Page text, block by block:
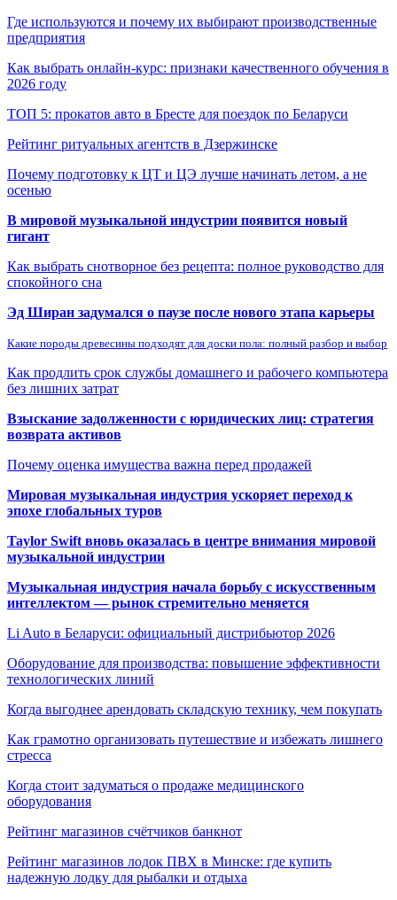
Где используются и почему их выбирают производственные
предприятия
Как выбрать онлайн-курс: признаки качественного обучения в
2026 году
ТОП 5: прокатов авто в Бресте для поездок по Беларуси
Рейтинг ритуальных агентств в Дзержинске
Почему подготовку к ЦТ и ЦЭ лучше начинать летом, а не
осенью
В мировой музыкальной индустрии появится новый
гигант
Как выбрать снотворное без рецепта: полное руководство для
спокойного сна
Эд Ширан задумался о паузе после нового этапа карьеры
Какие породы древесины подходят для доски пола: полный разбор и выбор
Как продлить срок службы домашнего и рабочего компьютера
без лишних затрат
Взыскание задолженности с юридических лиц: стратегия
возврата активов
Почему оценка имущества важна перед продажей
Мировая музыкальная индустрия ускоряет переход к
эпохе глобальных туров
Taylor Swift вновь оказалась в центре внимания мировой
музыкальной индустрии
Музыкальная индустрия начала борьбу с искусственным
интеллектом — рынок стремительно меняется
Li Auto в Беларуси: официальный дистрибьютор 2026
Оборудование для производства: повышение эффективности
технологических линий
Когда выгоднее арендовать складскую технику, чем покупать
Как грамотно организовать путешествие и избежать лишнего
стресса
Когда стоит задуматься о продаже медицинского
оборудования
Рейтинг магазинов счётчиков банкнот
Рейтинг магазинов лодок ПВХ в Минске: где купить
надежную лодку для рыбалки и отдыха